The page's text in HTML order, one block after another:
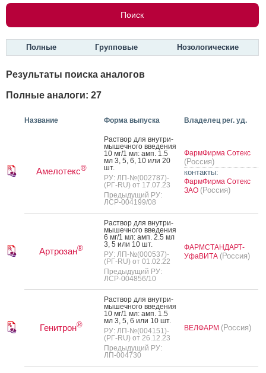
Полные Групповые Нозологические
Результаты поиска аналогов
Полные аналоги: 27
Название Форма выпуска Владелец рег. уд.
Амелотекс®
Рас­твор для внут­ри­
мышеч­но­го вве­дения
10 мг/1 мл: амп. 1.5
мл 3, 5, 6, 10 или 20
шт.
РУ: ЛП-№(002787)-
(РГ-RU) от 17.07.23
Предыдущий РУ:
ЛСР-004199/08
ФармФирма Сотекс
(Россия)
контакты:
ФармФирма Сотекс
ЗАО (Россия)
Артрозан®
Рас­твор для внут­ри­
мышеч­но­го вве­дения
6 мг/1 мл: амп. 2.5 мл
3, 5 или 10 шт.
РУ: ЛП-№(000537)-
(РГ-RU) от 01.02.22
Предыдущий РУ:
ЛСР-004856/10
ФАРМСТАНДАРТ-
УфаВИТА (Россия)
Генитрон®
Рас­твор для внут­ри­
мышеч­но­го вве­дения
10 мг/1 мл: амп. 1.5
мл 3, 5, 6 или 10 шт.
РУ: ЛП-№(004151)-
(РГ-RU) от 26.12.23
Предыдущий РУ:
ЛП-004730
ВЕЛФАРМ (Россия)